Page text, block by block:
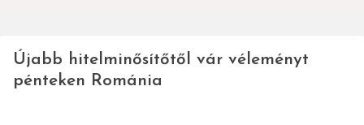
Újabb hitelminősítőtől vár véleményt
pénteken Románia